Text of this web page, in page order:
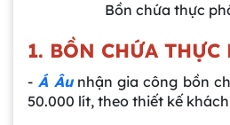
Bồn chứa thực
1. BỒN CHỨA
- Á Âunhận gia công bồn
50.000 lít, theo thiết kế